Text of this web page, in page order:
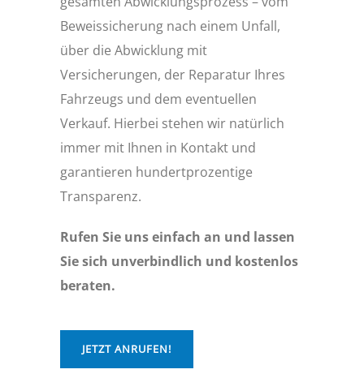
Beweissicherung nach einem Unfall,
über die Abwicklung mit
Versicherungen, der Reparatur Ihres
Fahrzeugs und dem eventuellen
Verkauf. Hierbei stehen wir natürlich
immer mit Ihnen in Kontakt und
garantieren hundertprozentige
Transparenz.
Rufen Sie uns einfach an und lassen
Sie sich unverbindlich und kostenlos
beraten.
JETZT ANRUFEN!